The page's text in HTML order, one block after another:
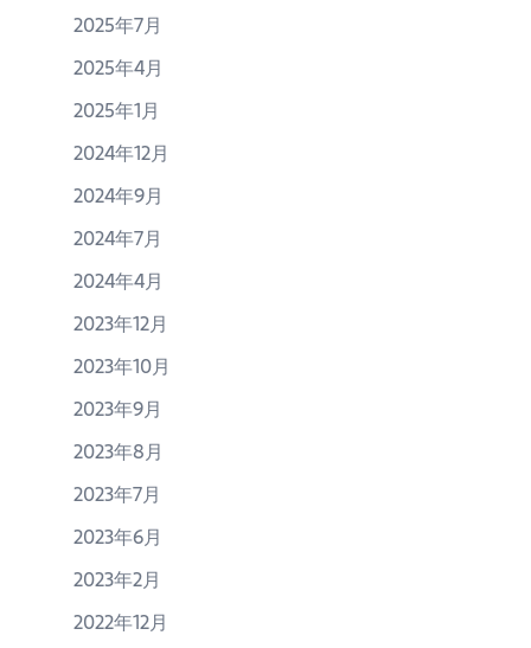
2025年7月
2025年4月
2025年1月
2024年12月
2024年9月
2024年7月
2024年4月
2023年12月
2023年10月
2023年9月
2023年8月
2023年7月
2023年6月
2023年2月
2022年12月